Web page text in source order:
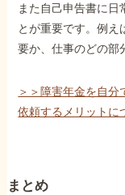
また自己申告書に日
とが重要です。例え
要か、仕事のどの部
＞＞障害年金を自分
依頼するメリットに
まとめ